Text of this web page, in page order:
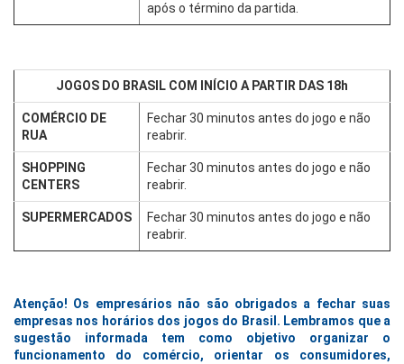
após o término da partida.
JOGOS DO BRASIL COM INÍCIO A PARTIR DAS 18h
COMÉRCIO DE
RUA
Fechar 30 minutos antes do jogo e não
reabrir.
SHOPPING
CENTERS
Fechar 30 minutos antes do jogo e não
reabrir.
SUPERMERCADOS
Fechar 30 minutos antes do jogo e não
reabrir.
Atenção! Os empresários não são obrigados a fechar suas
empresas nos horários dos jogos do Brasil. Lembramos que a
sugestão informada tem como objetivo organizar o
funcionamento do comércio, orientar os consumidores,